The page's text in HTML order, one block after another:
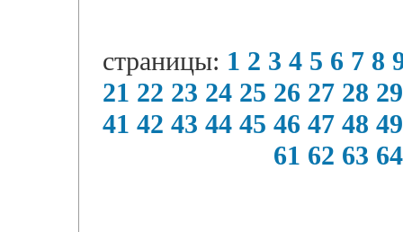
страницы: 1 2 3 4 5 6 7 8
21 22 23 24 25 26 27 28 29
41 42 43 44 45 46 47 48 49
61 62 63 64